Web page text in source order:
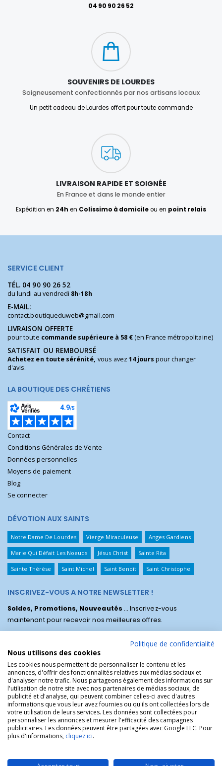
04 90 90 26 52
SOUVENIRS DE LOURDES
Soigneusement confectionnés par nos artisans locaux
Un petit cadeau de Lourdes offert pour toute commande
LIVRAISON RAPIDE ET SOIGNÉE
En France et dans le monde entier
Expédition en 24h en Colissimo à domicileou en point relais
SERVICE CLIENT
TÉL. 04 90 90 26 52
du lundi au vendredi 8h-18h
E-MAIL:
contact.boutiqueduweb@gmail.com
LIVRAISON OFFERTE
pour toute commande supérieure à 58 €(en France métropolitaine)
SATISFAIT OU REMBOURSÉ
Achetez en toute sérénité, vous avez14 jours pour changer
d'avis.
LA BOUTIQUE DES CHRÉTIENS
Contact
Conditions Générales de Vente
Données personnelles
Moyens de paiement
Blog
Se connecter
DÉVOTION AUX SAINTS
Notre Dame De Lourdes Vierge Miraculeuse Anges Gardiens
Marie Qui Défait Les Noeuds Jésus Christ Sainte Rita
Sainte Thérèse Saint Michel Saint Benoît Saint Christophe
INSCRIVEZ-VOUS A NOTRE NEWSLETTER !
Soldes, Promotions, Nouveautés ... Inscrivez-vous
maintenant pour recevoir nos meilleures offres.
La Boutique des Chrétiens © | La boutique religieuse chrétienne de
référence !.
Politique de confidentialité
Nous utilisons des cookies
Les cookies nous permettent de personnaliser le contenu et les
annonces, d'offrir des fonctionnalités relatives aux médias sociaux et
d'analyser notre trafic. Nous partageons également des informations sur
l'utilisation de notre site avec nos partenaires de médias sociaux, de
publicité et d'analyse, qui peuvent combiner celles-ci avec d'autres
informations que vous leur avez fournies ou qu'ils ont collectées lors de
votre utilisation de leurs services. Les données sont collectées pour
personnaliser les annonces et mesurer l'efficacité des campagnes
publicitaires. Les données peuvent être partagées avec Google LLC. Pour
plus d'informations, cliquez ici.